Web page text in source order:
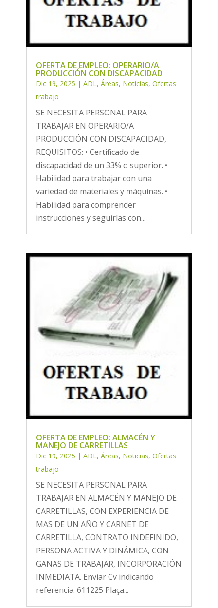
OFERTA DE EMPLEO: OPERARIO/A
PRODUCCIÓN CON DISCAPACIDAD
Dic 19, 2025 | ADL, Áreas, Noticias, Ofertas
trabajo
SE NECESITA PERSONAL PARA
TRABAJAR EN OPERARIO/A
PRODUCCIÓN CON DISCAPACIDAD,
REQUISITOS: • Certificado de
discapacidad de un 33% o superior. •
Habilidad para trabajar con una
variedad de materiales y máquinas. •
Habilidad para comprender
instrucciones y seguirlas con...
OFERTA DE EMPLEO: ALMACÉN Y
MANEJO DE CARRETILLAS
Dic 19, 2025 | ADL, Áreas, Noticias, Ofertas
trabajo
SE NECESITA PERSONAL PARA
TRABAJAR EN ALMACÉN Y MANEJO DE
CARRETILLAS, CON EXPERIENCIA DE
MAS DE UN AÑO Y CARNET DE
CARRETILLA, CONTRATO INDEFINIDO,
PERSONA ACTIVA Y DINÁMICA, CON
GANAS DE TRABAJAR, INCORPORACIÓN
INMEDIATA. Enviar Cv indicando
referencia: 611225 Plaça...